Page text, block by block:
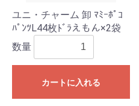
ユニ・チャーム 卸 ﾏﾐｰﾎﾟｺ
ﾊﾟﾝﾂL44枚ﾄﾞﾗえもん×2袋
数量
カートに入れる